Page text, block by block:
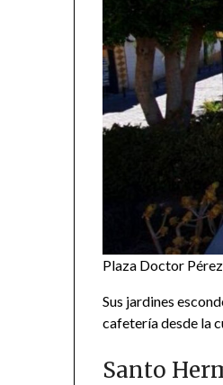
Plaza Doctor
Sus jardines
cafetería desde la
Santo